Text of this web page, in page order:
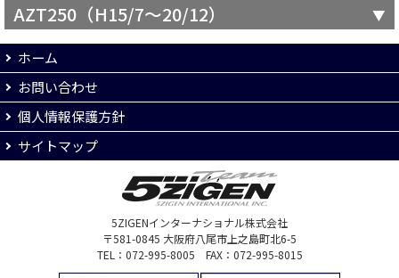
AZT250（H15/7～20/12）
ホーム
お問い合わせ
個人情報保護方針
サイトマップ
5ZIGENインターナショナル株式会社
〒581-0845 大阪府八尾市上之島町北6-5
TEL：072-995-8005 FAX：072-995-8015